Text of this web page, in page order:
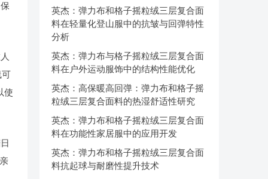
可
使
英杰：弹力布和格子摇粒绒三层复合面
料在轻量化登山服中的抗皱与回弹特性
分析
英杰：弹力布与格子摇粒绒三层复合面
料在户外运动服饰中的结构性能优化
英杰：高保暖高回弹：弹力布和格子摇
粒绒三层复合面料的热湿舒适性研究
英杰：弹力布和格子摇粒绒三层复合面
料在功能性家居服中的应用开发
英杰：弹力布和格子摇粒绒三层复合面
料抗起球与耐磨性提升技术